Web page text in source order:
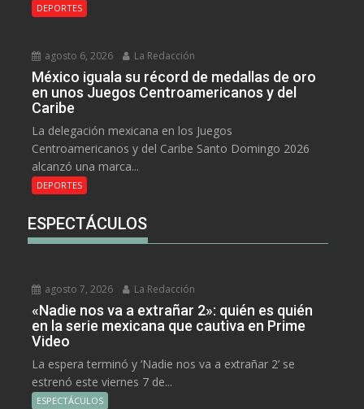
DEPORTES
agosto 6, 2026 La Redacción
México iguala su récord de medallas de oro
en unos Juegos Centroamericanos y del
Caribe
La delegación mexicana en los Juegos
Centroamericanos y del Caribe Santo Domingo 2026
alcanzó una marca...
DEPORTES
ESPECTÁCULOS
agosto 7, 2026 La Redacción
«Nadie nos va a extrañar 2»: quién es quién
en la serie mexicana que cautiva en Prime
Video
La espera terminó y ‘Nadie nos va a extrañar 2’ se
estrenó este viernes 7 de...
ESPECTÁCULOS